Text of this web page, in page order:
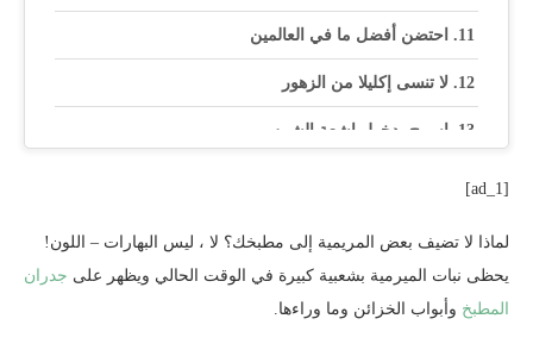
احتضن أفضل ما في العالمين
لا تنسى إكليلا من الزهور
اسمح بدخول اشعة الشمس
توقيت البلاط
نمط جميل
[ad_1]
لماذا لا تضيف بعض المريمية إلى مطبخك؟ لا ، ليس البهارات – اللون!
يحظى نبات الميرمية بشعبية كبيرة في الوقت الحالي ويظهر على جدران
المطبخ وأبواب الخزائن وما وراءها.